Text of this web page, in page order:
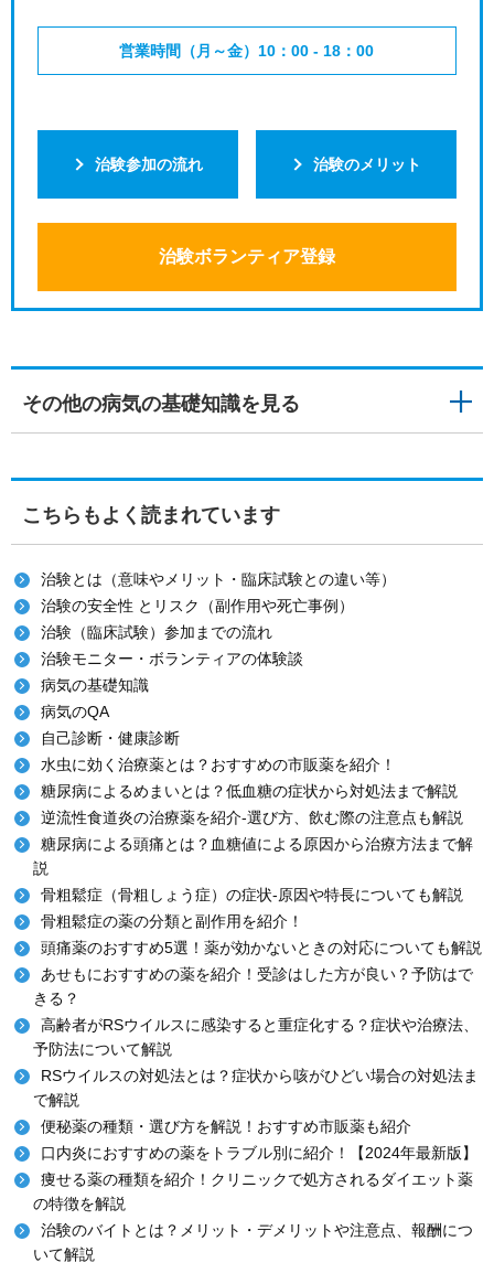
営業時間（月～金）10：00 - 18：00
治験参加の流れ 治験のメリット
治験ボランティア登録
その他の病気の基礎知識を見る
こちらもよく読まれています
治験とは（意味やメリット・臨床試験との違い等）
治験の安全性 とリスク（副作用や死亡事例）
治験（臨床試験）参加までの流れ
治験モニター・ボランティアの体験談
病気の基礎知識
病気のQA
自己診断・健康診断
水虫に効く治療薬とは？おすすめの市販薬を紹介！
糖尿病によるめまいとは？低血糖の症状から対処法まで解説
逆流性食道炎の治療薬を紹介-選び方、飲む際の注意点も解説
糖尿病による頭痛とは？血糖値による原因から治療方法まで解
説
骨粗鬆症（骨粗しょう症）の症状-原因や特長についても解説
骨粗鬆症の薬の分類と副作用を紹介！
頭痛薬のおすすめ5選！薬が効かないときの対応についても解説
あせもにおすすめの薬を紹介！受診はした方が良い？予防はで
きる？
高齢者がRSウイルスに感染すると重症化する？症状や治療法、
予防法について解説
RSウイルスの対処法とは？症状から咳がひどい場合の対処法ま
で解説
便秘薬の種類・選び方を解説！おすすめ市販薬も紹介
口内炎におすすめの薬をトラブル別に紹介！【2024年最新版】
痩せる薬の種類を紹介！クリニックで処方されるダイエット薬
の特徴を解説
治験のバイトとは？メリット・デメリットや注意点、報酬につ
いて解説